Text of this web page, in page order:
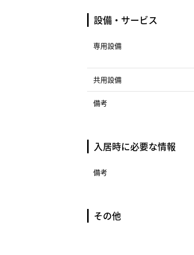
設備・サービス
専用設備
共用設備
備考
入居時に必要な情報
備考
その他